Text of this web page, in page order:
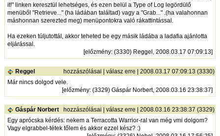
it!" linken keresztül lehetséges, és ezen belül a Type of Log legördülő
menüből "Retrieve..." (ha ládában találtad) vagy a "Grab..." .(ha valahonnan
máshonnan szerezted meg) menüpontokra való rákattintással.
Ha ezeken túljutottál, akkor teheted be egy másik ládába a ladafia ajánlotta
eljárással.
[előzmény: (3330) Reggel, 2008.03.17 07:09:13]
Reggel hozzászólásai válasz erre | 2008.03.17 07:09:13 (3330)
Már nincs dolgod vele.
[előzmény: (3329) Gáspár Norbert, 2008.03.16 23:38:37]
Gáspár Norbert hozzászólásai válasz erre | 2008.03.16 23:38:37 (3329)
Egy aprócska kérdés: nekem a Terracotta Warrior-ral van még vmi dolgom?
Vagy elgrabbel-tétek tőlem és akkor ezzel kész? :)